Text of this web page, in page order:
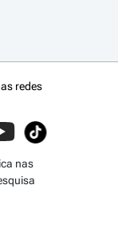
redes
nas